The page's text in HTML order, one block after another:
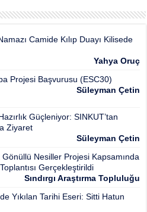
Camide Kılıp Duayı Kilisede
Yahya Oruç
Projesi Başvurusu (ESC30)
Süleyman Çetin
Güçleniyor: SINKUT’tan
Ziyaret
Süleyman Çetin
Gönüllü Nesiller Projesi Kapsamında
Gerçekleştirildi
Sındırgı Araştırma Topluluğu
Yıkılan Tarihi Eseri: Sitti Hatun